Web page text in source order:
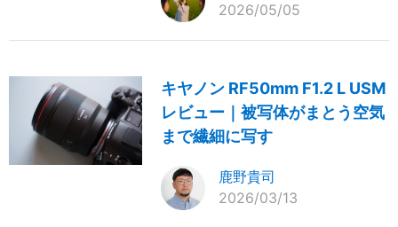
2026/05/05
キヤノン RF50mm F1.2 L USM
レビュー｜被写体がまとう空気
まで繊細に写す
鹿野貴司
2026/03/13